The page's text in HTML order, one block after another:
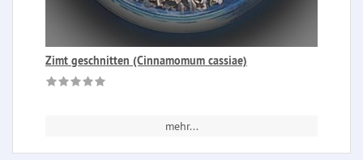
Zimt geschnitten (Cinnamomum cassiae)
mehr...